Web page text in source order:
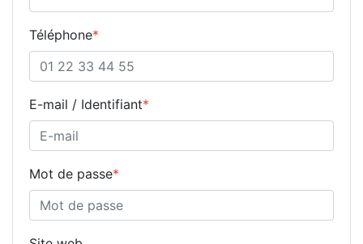
Téléphone*
E-mail / Identifiant*
Mot de passe*